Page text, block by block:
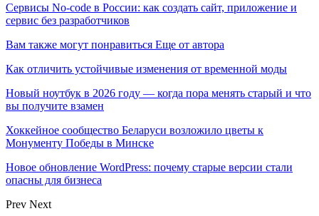
Сервисы No-code в России: как создать сайт, приложение и
сервис без разработчиков
Вам также могут понравиться Еще от автора
Как отличить устойчивые изменения от временной моды
Новый ноутбук в 2026 году — когда пора менять старый и что
вы получите взамен
Хоккейное сообщество Беларуси возложило цветы к
Монументу Победы в Минске
Новое обновление WordPress: почему старые версии стали
опасны для бизнеса
Prev Next